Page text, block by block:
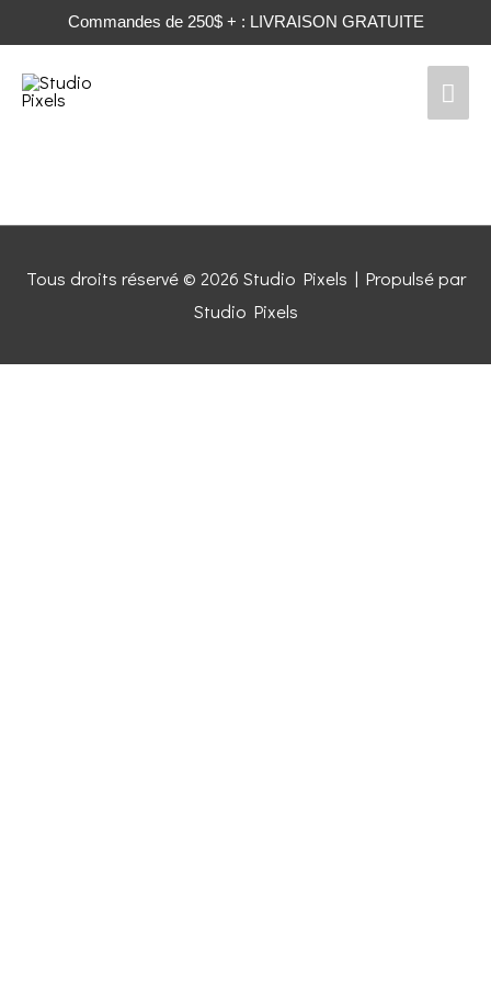
Commandes de 250$ + : LIVRAISON GRATUITE
Tous droits réservé © 2026 Studio Pixels | Propulsé par
Studio Pixels